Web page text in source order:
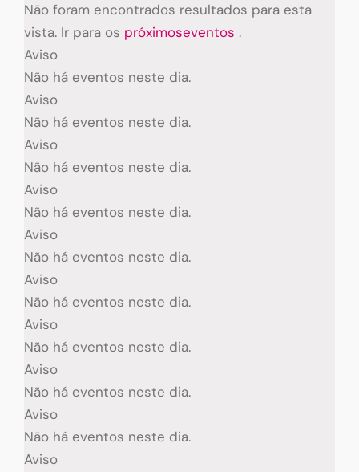
Não foram encontrados resultados para esta
vista. Ir para os próximoseventos .
Aviso
Não há eventos neste dia.
Aviso
Não há eventos neste dia.
Aviso
Não há eventos neste dia.
Aviso
Não há eventos neste dia.
Aviso
Não há eventos neste dia.
Aviso
Não há eventos neste dia.
Aviso
Não há eventos neste dia.
Aviso
Não há eventos neste dia.
Aviso
Não há eventos neste dia.
Aviso